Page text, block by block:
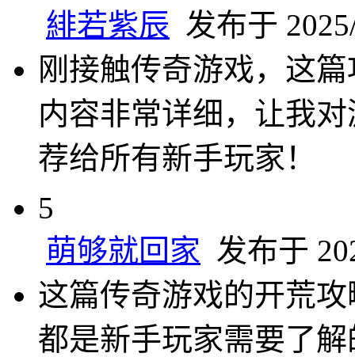
緋若紫辰 发布于
刚接触传奇游戏，这
内容非常详细，让我
荐给所有新手玩家！
5
萌够就回家 发布于
这篇传奇游戏的开荒
都是新手玩家需要了